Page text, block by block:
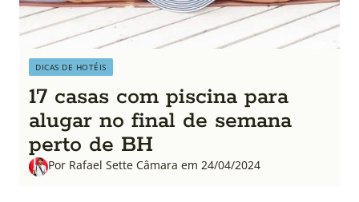
DICAS DE HOTÉIS
17 casas com piscina para
alugar no final de semana
perto de BH
Por Rafael Sette Câmara em 24/04/2024